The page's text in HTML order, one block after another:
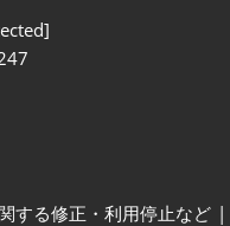
する修正・利用停止など